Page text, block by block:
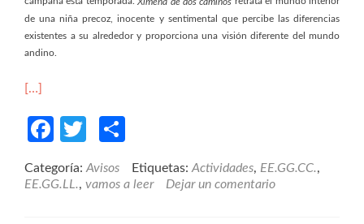
de una niña precoz, inocente y sentimental que percibe las diferencias
existentes a su alrededor y proporciona una visión diferente del mundo
andino.
[…]
Facebook
Twitter
Categoría: Avisos Etiquetas: Actividades, EE.GG.CC.,
EE.GG.LL., vamos a leer Dejar un comentario